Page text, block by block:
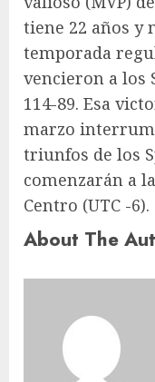
tiene 22 años y
temporada
vencieron a los
114-89. Esa
marzo
triunfos de los
comenzarán a
Centro (UTC -6).
About The